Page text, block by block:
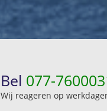
Bel 077-
Wij reageren op